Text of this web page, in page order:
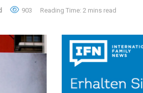
903 Reading Time: 2 mins read